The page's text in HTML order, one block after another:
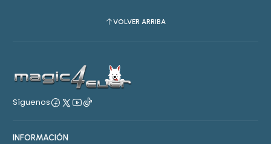
VOLVER ARRIBA
Síguenos
INFORMACIÓN